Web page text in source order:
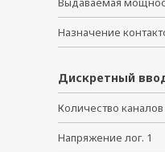
Назначение
Дискретный
Количество
Напряжение лог. 1